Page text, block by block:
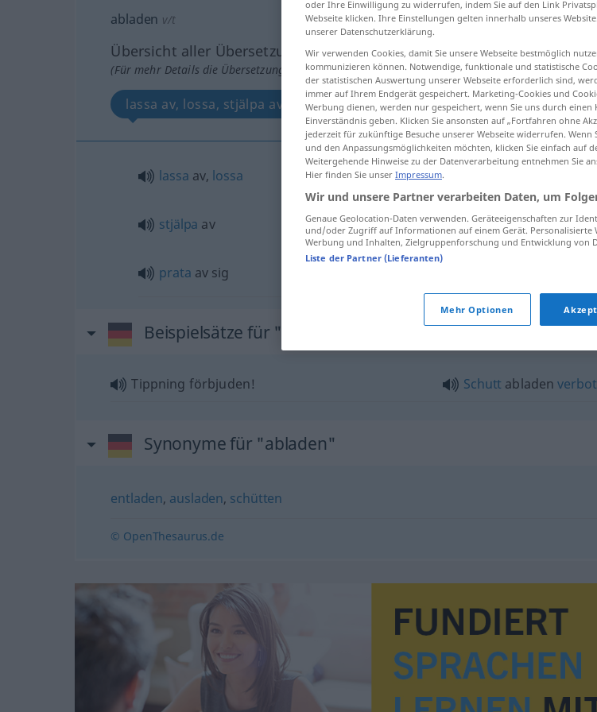
abladen v/t
Übersicht aller Übersetzungen
(Für mehr Details die Übersetzung anklicken/antippen)
lassa av, lossa, stjälpa av, prata av sig
lassa av, lossa
stjälpa av abladenSchutt
prata av sig
Beispielsätze für "abladen"
Tippning förbjuden! Schutt abladen
Synonyme für "abladen"
entladen, ausladen, schütten
© OpenThesaurus.de
oder Ihre Einwilligung zu widerrufen, indem Sie auf den Link
Webseite klicken. Ihre Einstellungen gelten innerhalb unseres
unserer Datenschutzerklärung.
Wir verwenden Cookies, damit Sie unsere Webseite bestmöglich
kommunizieren können. Notwendige, funktionale und statistische
der statistischen Auswertung unserer Webseite erforderlich sind,
immer auf Ihrem Endgerät gespeichert. Marketing-Cookies und
Werbung dienen, werden nur gespeichert, wenn Sie uns durch
Einverständnis geben. Klicken Sie ansonsten auf „Fortfahren ohne
jederzeit für zukünftige Besuche unserer Webseite widerrufen.
und den Anpassungsmöglichkeiten möchten, klicken Sie einfach auf
Weitergehende Hinweise zu der Datenverarbeitung entnehmen Sie
Hier finden Sie unser Impressum.
Wir und unsere Partner verarbeiten Daten, um
Genaue Geolocation-Daten verwenden. Geräteeigenschaften zur
und/oder Zugriff auf Informationen auf einem Gerät. Personalisierte
Werbung und Inhalten, Zielgruppenforschung und Entwicklung von
Liste der Partner (Lieferanten)
Mehr Optionen